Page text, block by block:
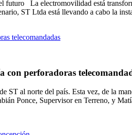
La electromovilidad está
ST Ltda está llevando a cabo la
con perforadoras
al norte del país. Esta vez, de la
Ponce, Supervisor en Terreno, y